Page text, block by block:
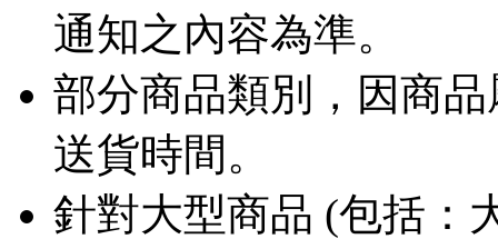
通知之內容為準。
部分商品類別，因商
送貨時間。
針對大型商品 (包括：